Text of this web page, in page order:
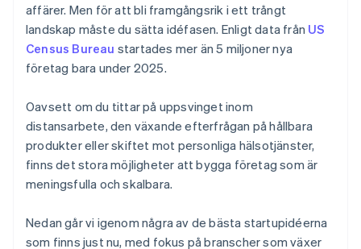
Digital marknadsföring
A free year of Stripe Payments, plus $50K in partner
credits and discounts
affärer. Men för att bli framgångsrik i ett trångt
landskap måste du sätta idéfasen. Enligt data från US
Census Bureau startades mer än 5 miljoner nya
företag bara under 2025.
Oavsett om du tittar på uppsvinget inom
distansarbete, den växande efterfrågan på hållbara
produkter eller skiftet mot personliga hälsotjänster,
finns det stora möjligheter att bygga företag som är
meningsfulla och skalbara.
Nedan går vi igenom några av de bästa startupidéerna
som finns just nu, med fokus på branscher som växer